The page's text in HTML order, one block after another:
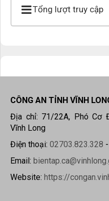
Tổng lượt truy cập
CÔNG AN TỈNH VĨNH
Địa chỉ: 71/22A, Phó Cơ
Vĩnh Long
Điện thoại: 02703.823.328 -
Email:
Website: https://